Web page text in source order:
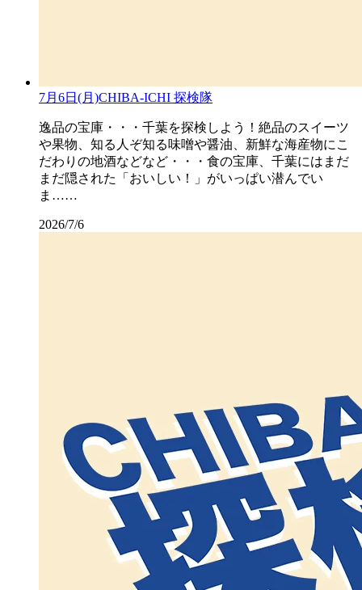
7月6日(月)CHIBA-ICHI 探検隊
逸品の宝庫・・・千葉を探検しよう！絶品のスイーツ
や果物、知る人ぞ知る味噌や醤油、新鮮な海産物にこ
だわりの地酒などなど・・・食の宝庫、千葉にはまだ
まだ隠された「おいしい！」がいっぱい潜んでい
ま……
2026/7/6